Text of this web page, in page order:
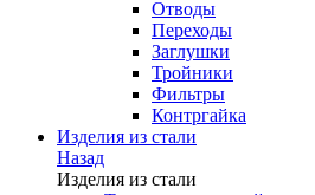
Отводы
Переходы
Заглушки
Тройники
Фильтры
Контргайка
Изделия из стали
Назад
Изделия из стали